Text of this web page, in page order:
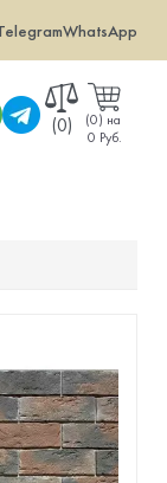
WhatsApp
(0) (0) на
0 Руб.